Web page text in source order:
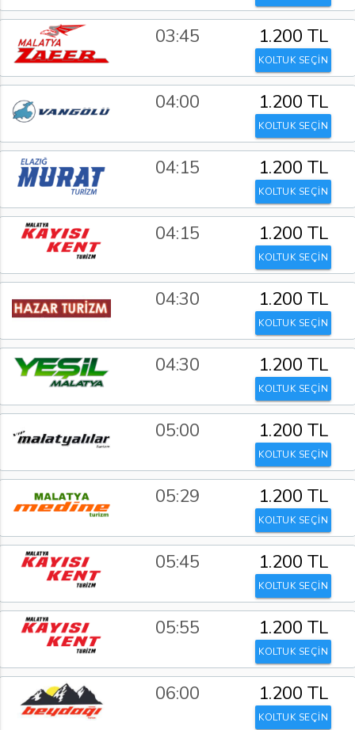
03:45 1.200 TL
KOLTUK SEÇİN
04:00 1.200 TL
KOLTUK SEÇİN
04:15 1.200 TL
KOLTUK SEÇİN
04:15 1.200 TL
KOLTUK SEÇİN
04:30 1.200 TL
KOLTUK SEÇİN
04:30 1.200 TL
KOLTUK SEÇİN
05:00 1.200 TL
KOLTUK SEÇİN
05:29 1.200 TL
KOLTUK SEÇİN
05:45 1.200 TL
KOLTUK SEÇİN
05:55 1.200 TL
KOLTUK SEÇİN
06:00 1.200 TL
KOLTUK SEÇİN